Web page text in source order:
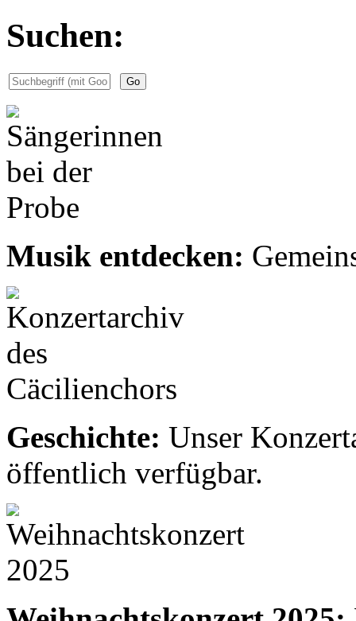
Suchen:
Musik entdecken:
Geschichte: Unser
öffentlich verfügbar.